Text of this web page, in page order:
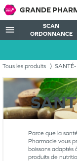
GRANDE
menu
SCAN
ORDONNANCE
Tous les produits
Parce que la
Pharmacie vous
boissons adaptés
produits de